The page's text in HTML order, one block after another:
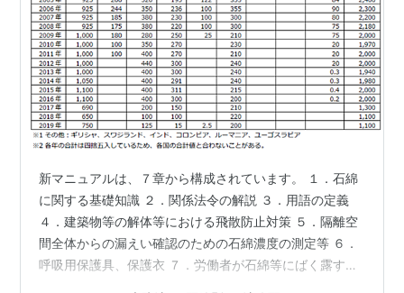
新マニュアルは、７章から構成されています。 １．石綿
に関する基礎知識 ２．関係法令の解説 ３．用語の定義
４．建築物等の解体等における飛散防止対策 ５．隔離空
間全体からの漏えい確認のための石綿濃度の測定等 ６．
呼吸用保護具、保護衣 ７．労働者が石綿等にばく露する